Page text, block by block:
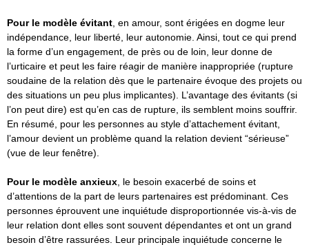
Pour le modèle évitant , en amour, sont érigées en dogme leur
indépendance, leur liberté, leur autonomie. Ainsi, tout ce qui prend
la forme d’un engagement, de près ou de loin, leur donne de
l’urticaire et peut les faire réagir de manière inappropriée (rupture
soudaine de la relation dès que le partenaire évoque des projets ou
des situations un peu plus implicantes). L’avantage des évitants (si
l’on peut dire) est qu’en cas de rupture, ils semblent moins souffrir.
En résumé, pour les personnes au style d’attachement évitant,
l’amour devient un problème quand la relation devient “sérieuse”
(vue de leur fenêtre).
Pour le modèle anxieux , le besoin exacerbé de soins et
d’attentions de la part de leurs partenaires est prédominant. Ces
personnes éprouvent une inquiétude disproportionnée vis-à-vis de
leur relation dont elles sont souvent dépendantes et ont un grand
besoin d’être rassurées. Leur principale inquiétude concerne le